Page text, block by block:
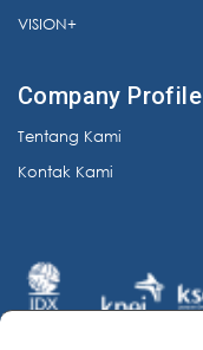
VISION+
Company Profile
Tentang Kami
Kontak Kami